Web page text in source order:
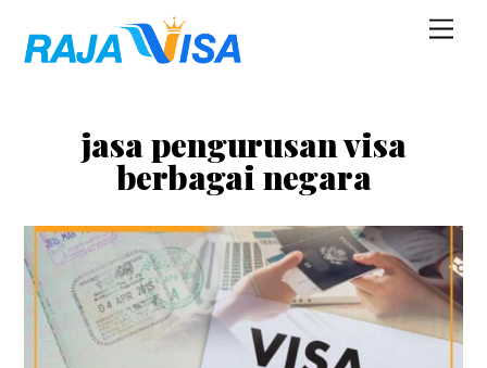
content
jasa pengurusan visa
berbagai negara